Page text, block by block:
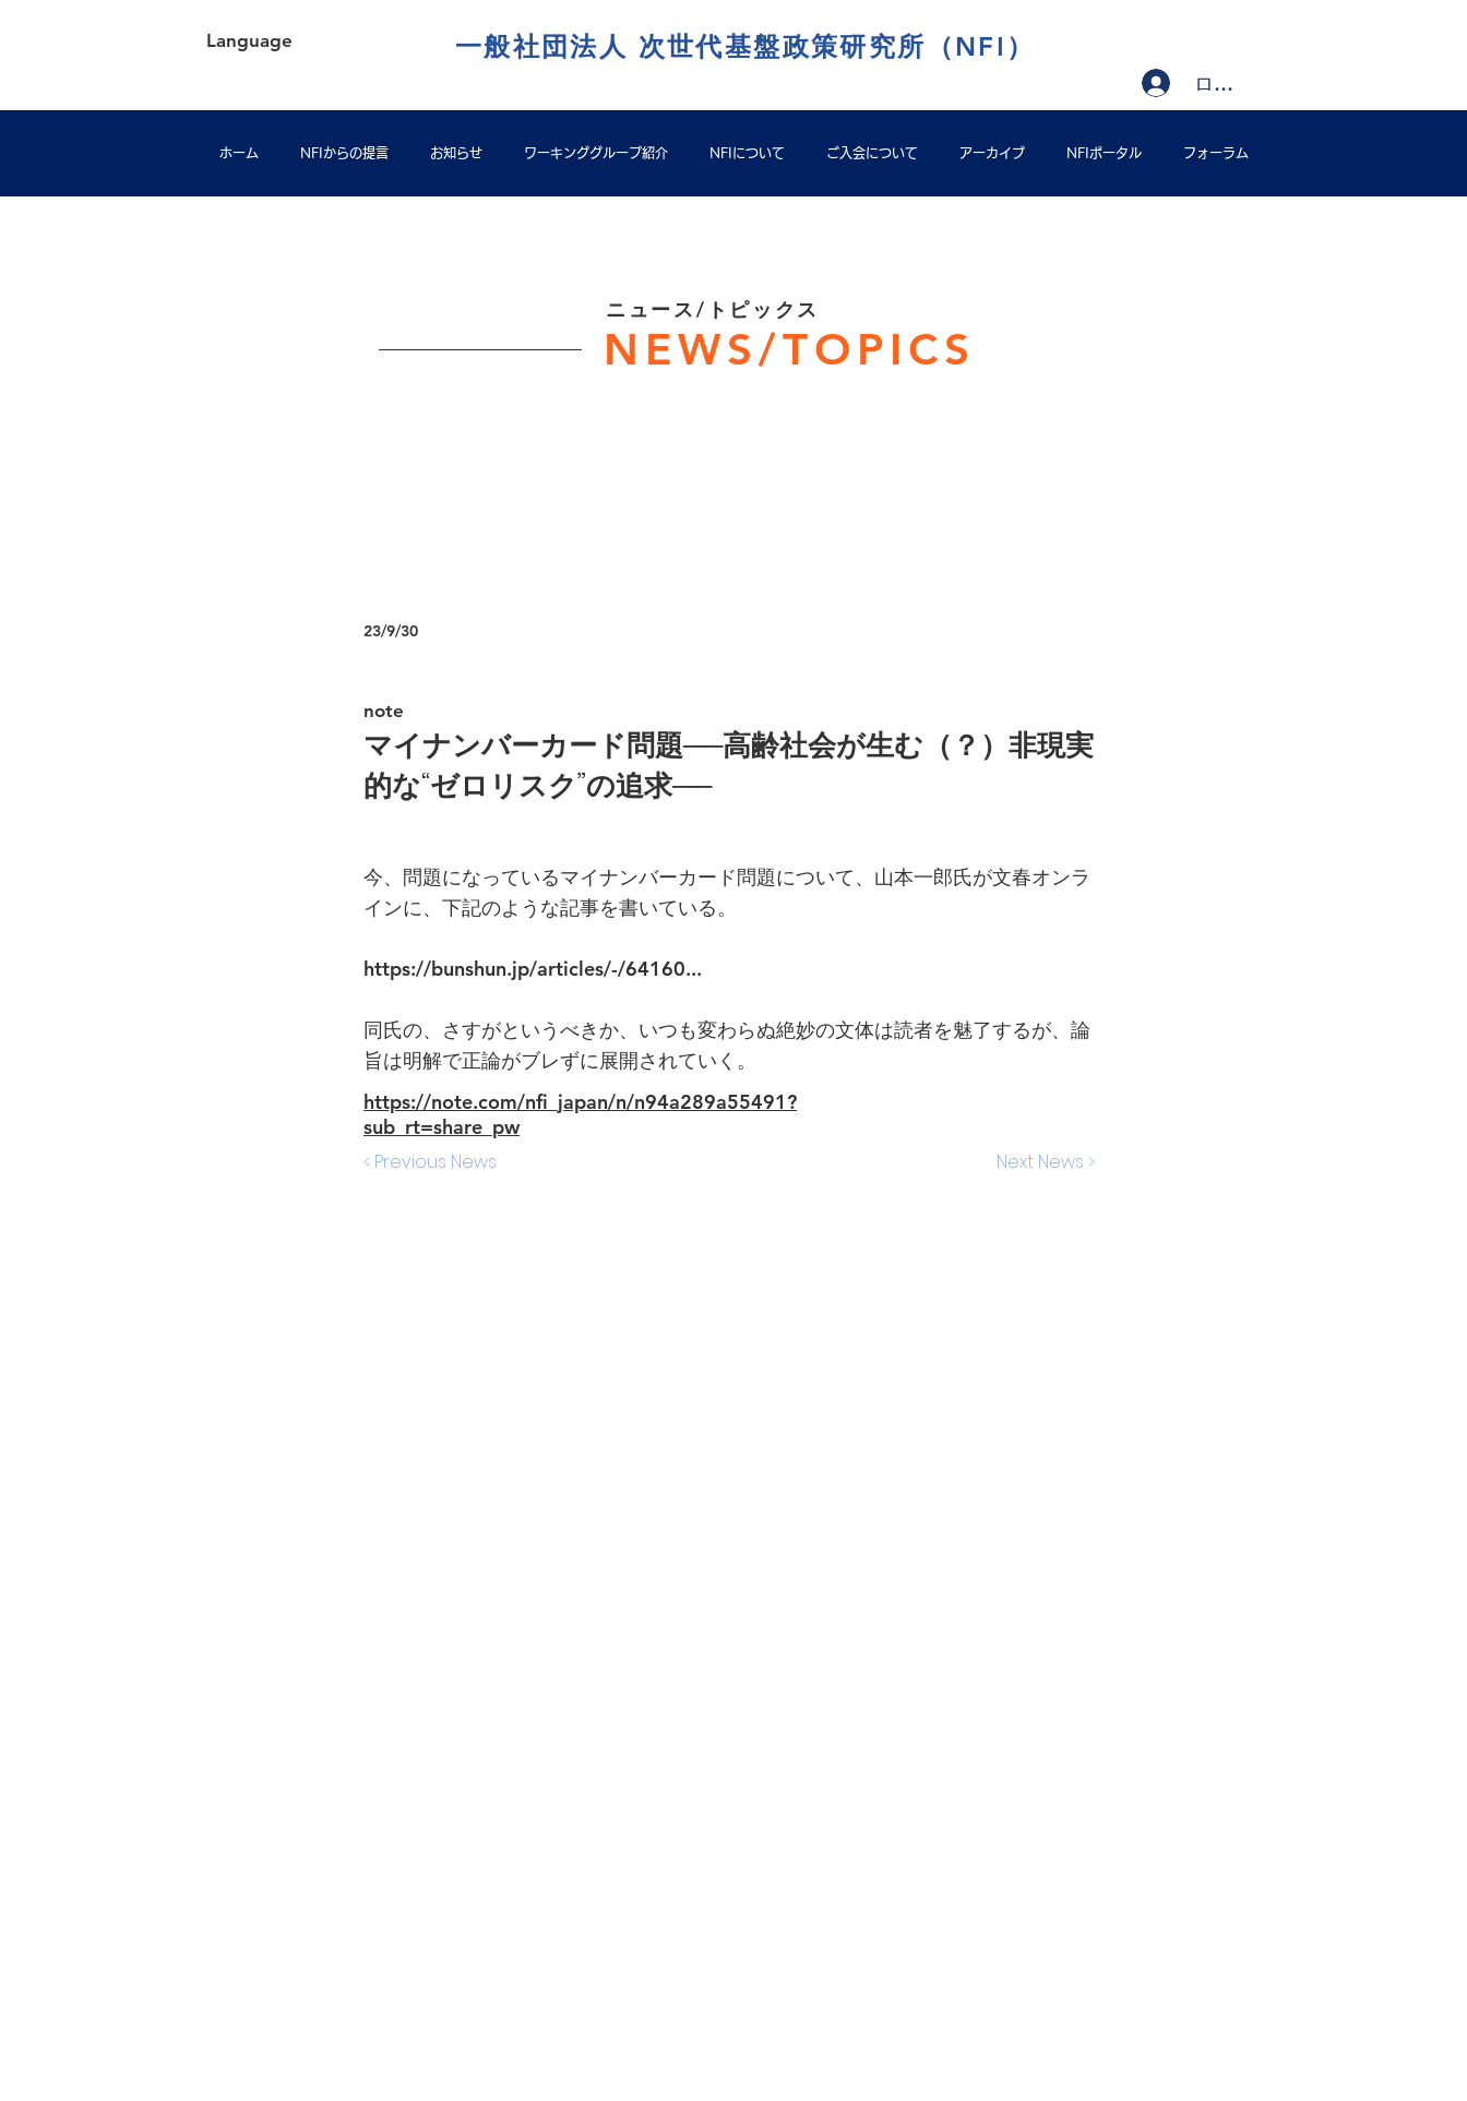
一般社団法人 次世代基盤政策研究所（NFI）
Language
ログイン
ホーム NFIからの提言 お知らせ ワーキンググループ紹介 NFIについて ご入会について アーカイブ NFIポータル フォーラム
​ニュース/トピックス
NEWS/TOPICS
23/9/30
note
マイナンバーカード問題──高齢社会が生む（？）非現実
的な“ゼロリスク”の追求──
今、問題になっているマイナンバーカード問題について、山本一郎氏が文春オンラ
インに、下記のような記事を書いている。
https://bunshun.jp/articles/-/64160...
同氏の、さすがというべきか、いつも変わらぬ絶妙の文体は読者を魅了するが、論
旨は明解で正論がブレずに展開されていく。
https://note.com/nfi_japan/n/n94a289a55491?
sub_rt=share_pw
< Previous News
Next News >